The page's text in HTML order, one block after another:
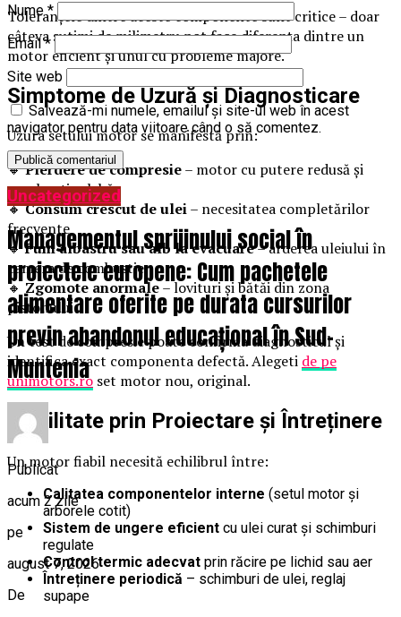
Toleranțele dintre aceste componente sunt critice – doar
câteva sutimi de milimetru pot face diferența dintre un
motor eficient și unul cu probleme majore.
Simptome de Uzură și Diagnosticare
Uzura setului motor se manifestă prin:
🔸Pierdere de compresie– motor cu putere redusă și
accelerație slabă
🔸Consum crescut de ulei– necesitatea completărilor
frecvente
🔸Fum albastru sau alb la evacuare– arderea uleiului în
camera de combustie
🔸Zgomote anormale– lovituri și bătăi din zona
pistonului
Un test de compresie poate confirma diagnosticul și
identifica exact componenta defectă. Alegeti de pe
unimotors.ro set motor nou, original.
Fiabilitate prin Proiectare și Întreținere
Un motor fiabil necesită echilibrul între:
Calitatea componentelor interne (setul motor și
arborele cotit)
Sistem de ungere eficient cu ulei curat și schimburi
regulate
Control termic adecvat prin răcire pe lichid sau aer
Întreținere periodică – schimburi de ulei, reglaj
supape
Nume*
Email*
Site web
Salvează-mi numele, emailul și site-ul web în acest
navigator pentru data viitoare când o să comentez.
Uncategorized
Managementul sprijinului social în
proiectele europene: Cum pachetele
alimentare oferite pe durata cursurilor
previn abandonul educațional în Sud-
Muntenia
Publicat
acum 2 zile
pe
august 7, 2026
De